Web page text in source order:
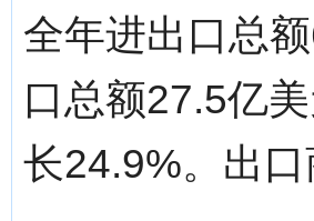
全年进出口总
口总额27.5亿
长24.9%。出